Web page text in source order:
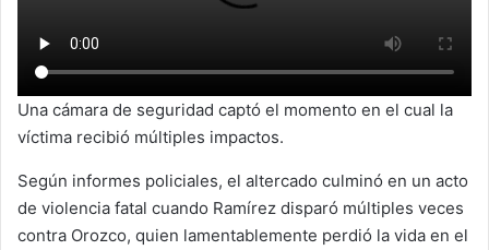
Una cámara de seguridad captó el momento en el cual la
víctima recibió múltiples impactos.
Según informes policiales, el altercado culminó en un acto
de violencia fatal cuando Ramírez disparó múltiples veces
contra Orozco, quien lamentablemente perdió la vida en el